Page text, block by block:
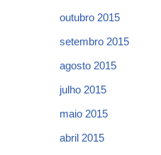
outubro 2015
setembro 2015
agosto 2015
julho 2015
maio 2015
abril 2015